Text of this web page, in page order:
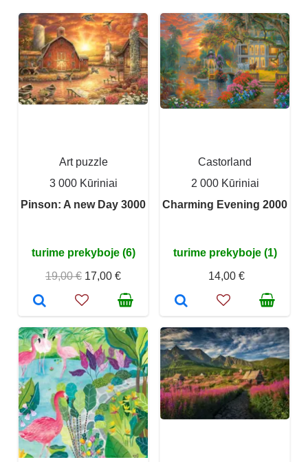
Art puzzle
3 000 Kūriniai
Pinson: A new Day 3000
turime prekyboje (6)
19,00 € 17,00 €
Castorland
2 000 Kūriniai
Charming Evening 2000
turime prekyboje (1)
14,00 €